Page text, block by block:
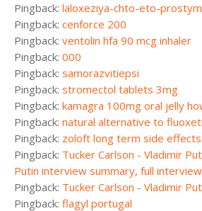
Pingback: laloxeziya-chto-eto-
Pingback: cenforce 200
Pingback: ventolin hfa 90 mcg inhaler
Pingback: 000
Pingback: samorazvitiepsi
Pingback: stromectol tablets 3mg
Pingback: kamagra 100mg oral jelly
Pingback: natural alternative to
Pingback: zoloft long term side
Pingback: Tucker Carlson - Vladimir
Putin interview summary, full
Pingback: Tucker Carlson - Vladimir
Pingback: flagyl portugal